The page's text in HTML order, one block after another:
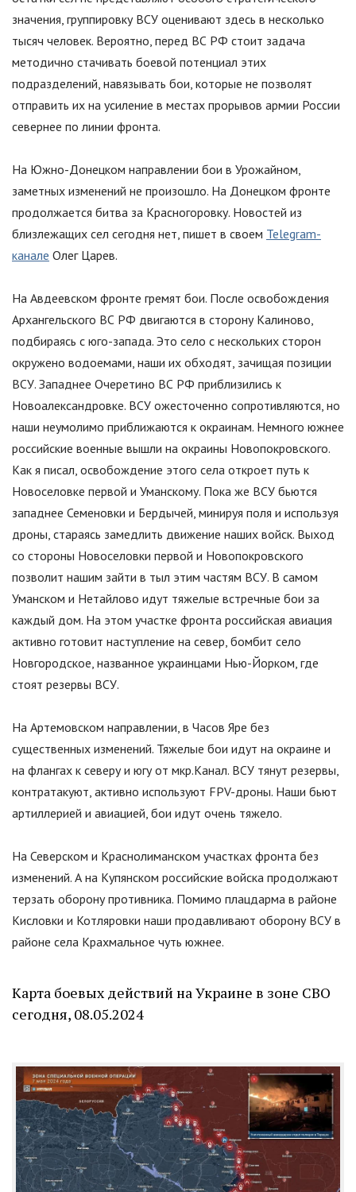
значения, группировку ВСУ оценивают здесь в несколько
тысяч человек. Вероятно, перед ВС РФ стоит задача
методично стачивать боевой потенциал этих
подразделений, навязывать бои, которые не позволят
отправить их на усиление в местах прорывов армии России
севернее по линии фронта.
На Южно-Донецком направлении бои в Урожайном,
заметных изменений не произошло. На Донецком фронте
продолжается битва за Красногоровку. Новостей из
близлежащих сел сегодня нет, пишет в своем Telegram-
канале Олег Царев.
На Авдеевском фронте гремят бои. После освобождения
Архангельского ВС РФ двигаются в сторону Калиново,
подбираясь с юго-запада. Это село с нескольких сторон
окружено водоемами, наши их обходят, зачищая позиции
ВСУ. Западнее Очеретино ВС РФ приблизились к
Новоалександровке. ВСУ ожесточенно сопротивляются, но
наши неумолимо приближаются к окраинам. Немного южнее
российские военные вышли на окраины Новопокровского.
Как я писал, освобождение этого села откроет путь к
Новоселовке первой и Уманскому. Пока же ВСУ бьются
западнее Семеновки и Бердычей, минируя поля и используя
дроны, стараясь замедлить движение наших войск. Выход
со стороны Новоселовки первой и Новопокровского
позволит нашим зайти в тыл этим частям ВСУ. В самом
Уманском и Нетайлово идут тяжелые встречные бои за
каждый дом. На этом участке фронта российская авиация
активно готовит наступление на север, бомбит село
Новгородское, названное украинцами Нью-Йорком, где
стоят резервы ВСУ.
На Артемовском направлении, в Часов Яре без
существенных изменений. Тяжелые бои идут на окраине и
на флангах к северу и югу от мкр.Канал. ВСУ тянут резервы,
контратакуют, активно используют FPV-дроны. Наши бьют
артиллерией и авиацией, бои идут очень тяжело.
На Северском и Краснолиманском участках фронта без
изменений. А на Купянском российские войска продолжают
терзать оборону противника. Помимо плацдарма в районе
Кисловки и Котляровки наши продавливают оборону ВСУ в
районе села Крахмальное чуть южнее.
Карта боевых действий на Украине в зоне СВО
сегодня, 08.05.2024